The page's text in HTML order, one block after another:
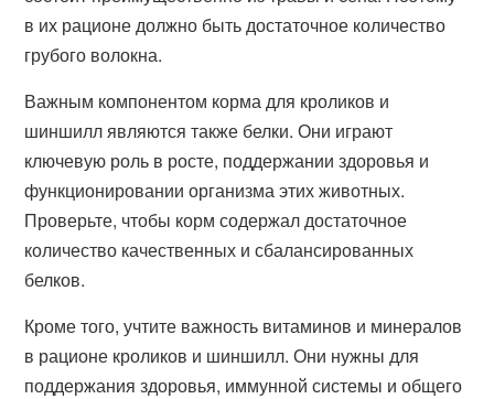
в их рационе должно быть достаточное количество
грубого волокна.
Важным компонентом корма для кроликов и
шиншилл являются также белки. Они играют
ключевую роль в росте, поддержании здоровья и
функционировании организма этих животных.
Проверьте, чтобы корм содержал достаточное
количество качественных и сбалансированных
белков.
Кроме того, учтите важность витаминов и минералов
в рационе кроликов и шиншилл. Они нужны для
поддержания здоровья, иммунной системы и общего